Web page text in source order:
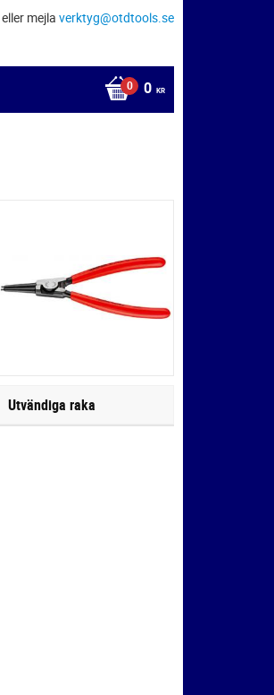
eller mejla verktyg@otdtools.se
0 KR
Utvändiga raka